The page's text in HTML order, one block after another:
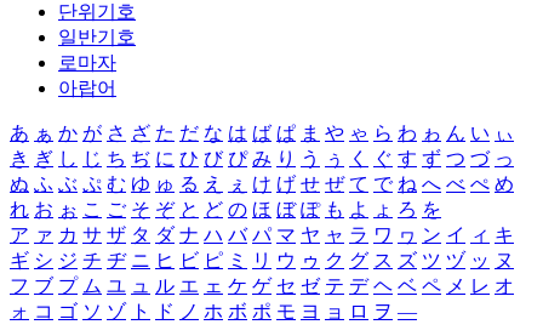
단위기호
일반기호
로마자
아랍어
あ ぁ か が さ ざ た だ な は ば ぱ ま や ゃ ら わ ゎ ん い ぃ
き ぎ し じ ち ぢ に ひ び ぴ み り う ぅ く ぐ す ず つ づ っ
ぬ ふ ぶ ぷ む ゆ ゅ る え ぇ け げ せ ぜ て で ね へ べ ぺ め
れ お ぉ こ ご そ ぞ と ど の ほ ぼ ぽ も よ ょ ろ を
ア ァ カ サ ザ タ ダ ナ ハ バ パ マ ヤ ャ ラ ワ ヮ ン イ ィ キ
ギ シ ジ チ ヂ ニ ヒ ビ ピ ミ リ ウ ゥ ク グ ス ズ ツ ヅ ッ ヌ
フ ブ プ ム ユ ュ ル エ ェ ケ ゲ セ ゼ テ デ ヘ ベ ペ メ レ オ
ォ コ ゴ ソ ゾ ト ド ノ ホ ボ ポ モ ヨ ョ ロ ヲ ―